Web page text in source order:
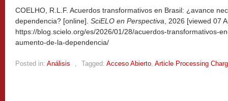
COELHO, R.L.F. Acuerdos transformativos en Brasil: ¿avance
dependencia? [online]. SciELO en Perspectiva , 2026 [viewed 07
https://blog.scielo.org/es/2026/01/28/acuerdos-transformativos-
aumento-de-la-dependencia/
Posted in: Análisis Tagged: Acceso Abierto Article Processing